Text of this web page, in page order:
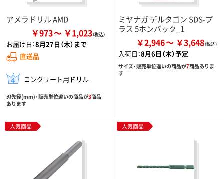
アメラドリル AMD
￥973 ￥1,023
お届け日：8月27日（木）まで
直送品
コンクリート用ドリル
刃先径(mm)・販売単位違いの商品が3商品
あります
ミヤナガ デルタゴン SDS-プ
ラス 5ホンパック_1
￥2,946 ￥3,648
入荷日：8月6日（木）予定
サイズ・販売単位違いの商品が7商品ありま
す
人気商品 人気商品